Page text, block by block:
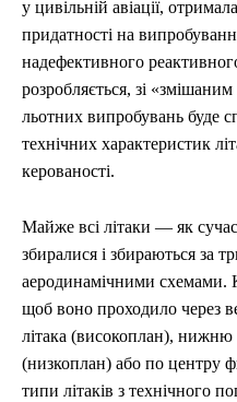
УКРАЇНА ВІЙНА
ЕКОНОМІКА
УКРАЇНА ВІЙНА
ЕКОНОМІКА
СПОРТ ТЕХНОЛОГІЇ
СПОРТ ТЕХНОЛОГІЇ
у цивільній авіації,
придатності на
надефективного
розробляється, зі
льотних випробувань буде
технічних характеристик
керованості.
Майже всі літаки — як
збиралися і збираються за
аеродинамічними схемами.
щоб воно проходило через
літака (високоплан),
(низкоплан) або по центру
типи літаків з технічного